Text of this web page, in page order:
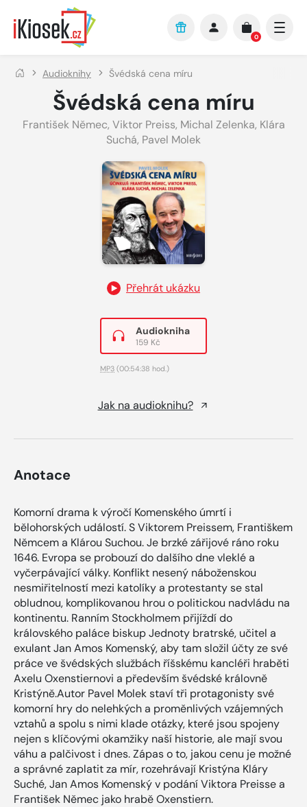
Přejít na hlavní obsah
0
Audioknihy Švédská cena míru
Švédská cena míru
František Němec, Viktor Preiss, Michal Zelenka, Klára
Suchá, Pavel Molek
Přehrát ukázku
Audiokniha
159 Kč
MP3 (00:54:38 hod.)
Jak na audioknihu?
Anotace
Komorní drama k výročí Komenského úmrtí i
bělohorských událostí. S Viktorem Preissem, Františkem
Němcem a Klárou Suchou. Je brzké zářijové ráno roku
1646. Evropa se probouzí do dalšího dne vleklé a
vyčerpávající války. Konflikt nesený náboženskou
nesmiřitelností mezi katolíky a protestanty se stal
obludnou, komplikovanou hrou o politickou nadvládu na
kontinentu. Ranním Stockholmem přijíždí do
královského paláce biskup Jednoty bratrské, učitel a
exulant Jan Amos Komenský, aby tam složil účty ze své
práce ve švédských službách říšskému kancléři hraběti
Axelu Oxenstiernovi a především švédské královně
Kristýně.Autor Pavel Molek staví tři protagonisty své
komorní hry do nelehkých a proměnlivých vzájemných
vztahů a spolu s nimi klade otázky, které jsou spojeny
nejen s klíčovými okamžiky naší historie, ale mají svou
váhu a palčivost i dnes. Zápas o to, jakou cenu je možné
a správné zaplatit za mír, rozehrávají Kristýna Kláry
Suché, Jan Amos Komenský v podání Viktora Preisse a
František Němec jako hrabě Oxenstiern.